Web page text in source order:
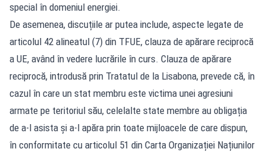
special în domeniul energiei.
De asemenea, discuțiile ar putea include, aspecte legate de
articolul 42 alineatul (7) din TFUE, clauza de apărare reciprocă
a UE, având în vedere lucrările în curs. Clauza de apărare
reciprocă, introdusă prin Tratatul de la Lisabona, prevede că, în
cazul în care un stat membru este victima unei agresiuni
armate pe teritoriul său, celelalte state membre au obligația
de a-l asista și a-l apăra prin toate mijloacele de care dispun,
în conformitate cu articolul 51 din Carta Organizației Națiunilor